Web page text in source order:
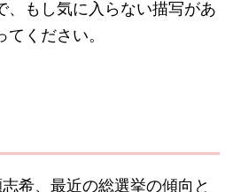
、もし気に入らない描写があ
ください。
希、最近の総選挙の傾向と